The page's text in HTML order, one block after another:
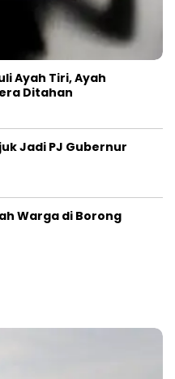
Ayah Tiri, Ayah
Ditahan
Jadi PJ Gubernur
Warga di Borong